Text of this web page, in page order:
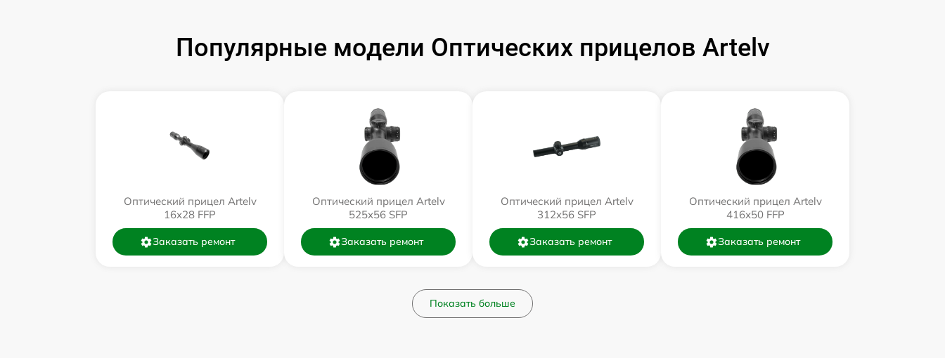
Популярные модели Оптических прицелов Artelv
Оптический прицел Artelv
16x28 FFP
Заказать ремонт
Оптический прицел Artelv
525x56 SFP
Заказать ремонт
Оптический прицел Artelv
312x56 SFP
Заказать ремонт
Оптический прицел Artelv
416x50 FFP
Заказать ремонт
Показать больше